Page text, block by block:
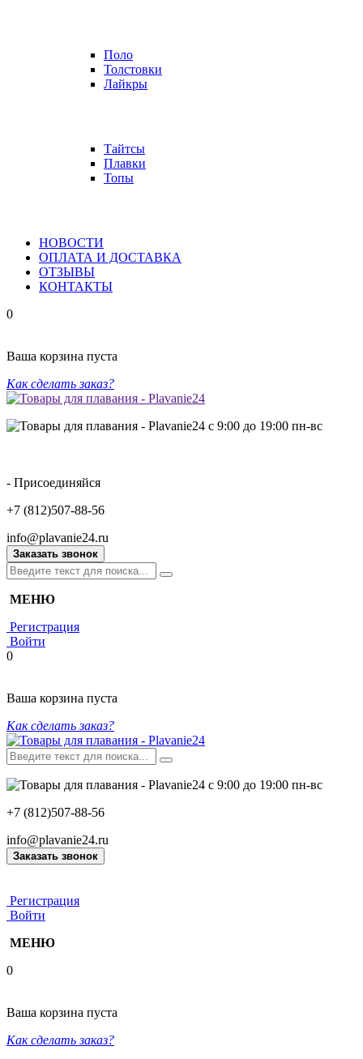
Поло
Толстовки
Лайкры
Тайтсы
Плавки
Топы
НОВОСТИ
ОПЛАТА И ДОСТАВКА
ОТЗЫВЫ
КОНТАКТЫ
0
Ваша корзина пуста
Как сделать заказ?
с 9:00 до 19:00 пн-вс
- Присоединяйся
+7 (812)507-88-56
info@plavanie24.ru
Заказать звонок
МЕНЮ
Регистрация
Войти
0
Ваша корзина пуста
Как сделать заказ?
с 9:00 до 19:00 пн-вс
+7 (812)507-88-56
info@plavanie24.ru
Заказать звонок
Регистрация
Войти
МЕНЮ
0
Ваша корзина пуста
Как сделать заказ?